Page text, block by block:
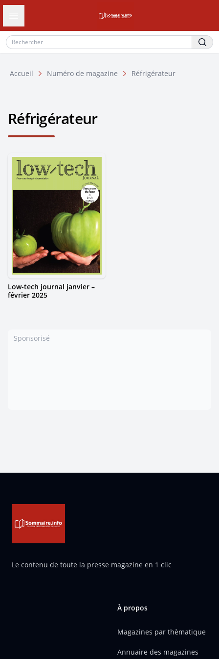
Ouvrir le tiroir de navigation
Accueil Numéro de magazine Réfrigérateur
Réfrigérateur
Low-tech journal janvier –
février 2025
Sponsorisé
Le contenu de toute la presse magazine en 1 clic
À propos
Magazines par thèmatique
Annuaire des magazines